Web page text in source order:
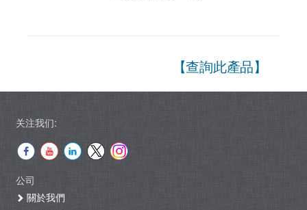
【查詢此產品】
关注我们:
公司
關於我們